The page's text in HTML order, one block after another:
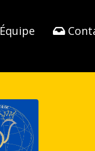
Équipe